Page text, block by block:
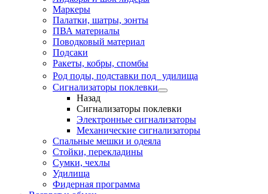
Маркеры
Палатки, шатры, зонты
ПВА материалы
Поводковый материал
Подсаки
Ракеты, кобры, спомбы
Род поды, подставки под удилища
Сигнализаторы поклевки
Назад
Сигнализаторы поклевки
Электронные сигнализаторы
Механические сигнализаторы
Спальные мешки и одеяла
Стойки, перекладины
Сумки, чехлы
Удилища
Фидерная программа